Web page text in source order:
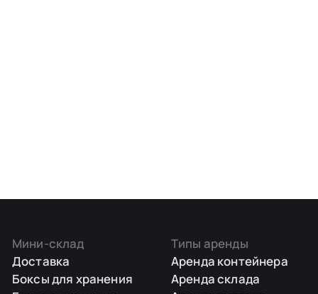
Мини-склад
Доставка
Боксы для хранения
Типы аренды
Аренда контейнера
Аренда склада